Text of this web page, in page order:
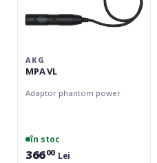
AKG
MPA VL
Adaptor phantom power
în stoc
36600 Lei